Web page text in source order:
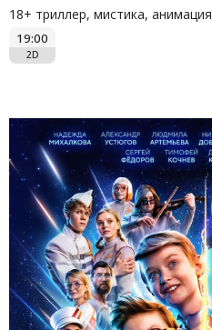
18+ триллер, мистика, анимация
19:00
2D